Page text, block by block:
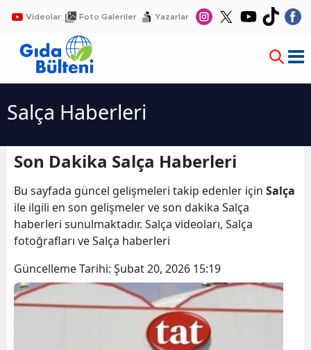
Videolar Foto Galeriler Yazarlar
Salça Haberleri
Son Dakika Salça Haberleri
Bu sayfada güncel gelişmeleri takip edenler için Salça
ile ilgili en son gelişmeler ve son dakika Salça
haberleri sunulmaktadır. Salça videoları, Salça
fotoğrafları ve Salça haberleri
Güncelleme Tarihi: Şubat 20, 2026 15:19